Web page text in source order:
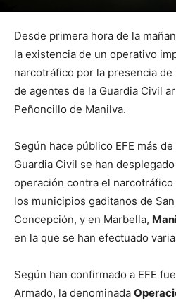
Desde primera hora de la
la existencia de un operativo
narcotráfico por la presencia
de agentes de la Guardia Civil
Peñoncillo de Manilva.
Según hace público EFE más
Guardia Civil se han
operación contra el narcotráfico
los municipios gaditanos de
Concepción, y en Marbella,
en la que se han efectuado
Según han confirmado a EFE
Armado, la denominada